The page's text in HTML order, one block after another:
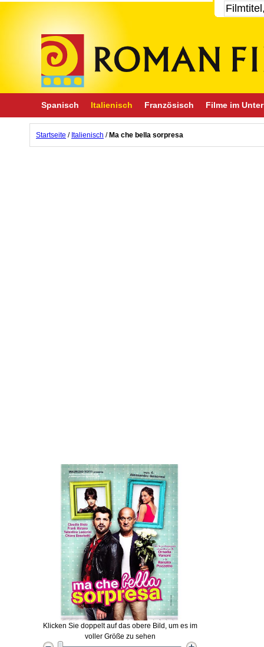
Spanisch Italienisch Französisch Filme im
Startseite / Italienisch / Ma che bella sorpresa
Klicken Sie doppelt auf das obere Bild, um es im
voller Größe zu sehen